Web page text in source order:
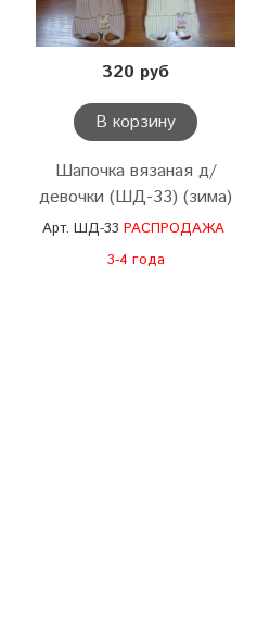
320 руб
В корзину
Шапочка вязаная д/
девочки (ШД-33) (зима)
Арт. ШД-33 РАСПРОДАЖА
3-4 года